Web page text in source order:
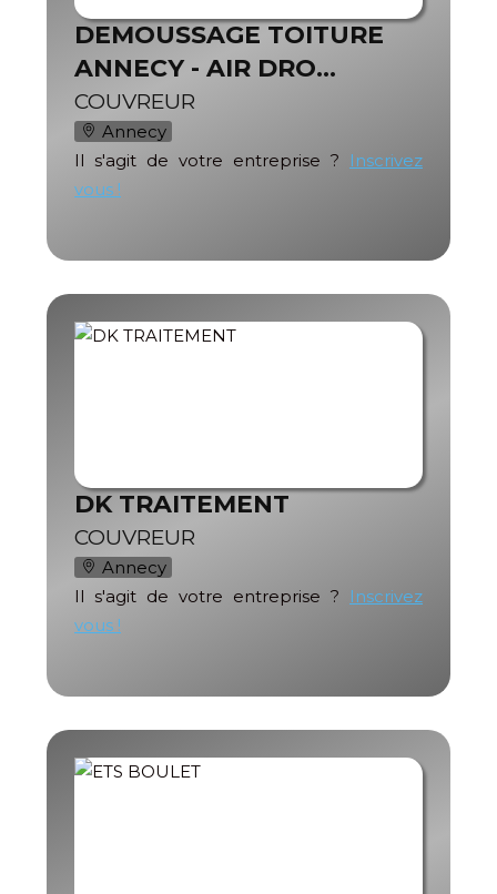
DEMOUSSAGE TOITURE
ANNECY - AIR DRO…
COUVREUR
Annecy
Il s'agit de votre entreprise ?
Inscrivez
vous !
DK TRAITEMENT
COUVREUR
Annecy
Il s'agit de votre entreprise ?
Inscrivez
vous !